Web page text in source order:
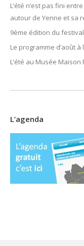
L’été n’est pas fini
autour de Yenne et sa
9ème édition du
Le programme d’août
L’été au Musée Maison
L’agenda